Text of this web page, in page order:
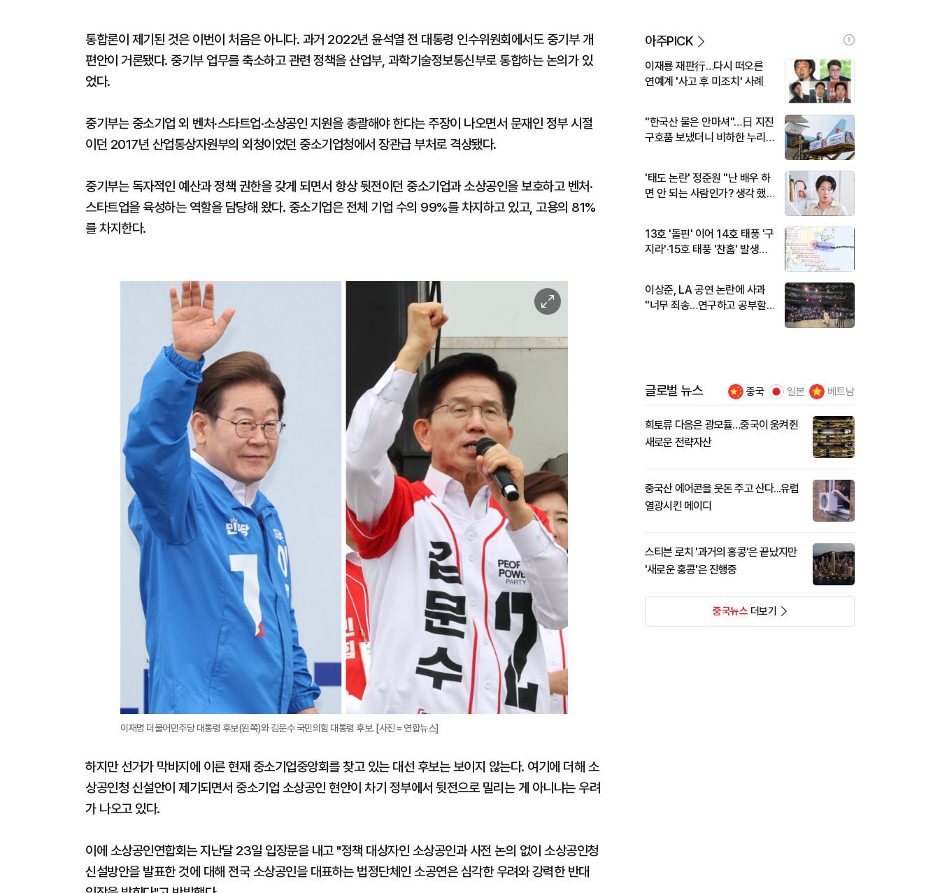
통합론이 제기된 것은 이번이 처음은 아니다. 과거 2022년 윤석열 전 대통령 인수위원회에서도 중기부 개
편안이 거론됐다. 중기부 업무를 축소하고 관련 정책을 산업부, 과학기술정보통신부로 통합하는 논의가 있
었다.
중기부는 중소기업 외 벤처·스타트업·소상공인 지원을 총괄해야 한다는 주장이 나오면서 문재인 정부 시절
이던 2017년 산업통상자원부의 외청이었던 중소기업청에서 장관급 부처로 격상됐다.
중기부는 독자적인 예산과 정책 권한을 갖게 되면서 항상 뒷전이던 중소기업과 소상공인을 보호하고 벤처·
스타트업을 육성하는 역할을 담당해 왔다. 중소기업은 전체 기업 수의 99%를 차지하고 있고, 고용의 81%
를 차지한다.
이
미
지
이재명 더불어민주당 대통령 후보(왼쪽)와 김문수 국민의힘 대통령 후보. [사진 = 연합뉴스]
하지만 선거가 막바지에 이른 현재 중소기업중앙회를 찾고 있는 대선 후보는 보이지 않는다. 여기에 더해 소
상공인청 신설안이 제기되면서 중소기업 소상공인 현안이 차기 정부에서 뒷전으로 밀리는 게 아니냐는 우려
가 나오고 있다.
이에 소상공인연합회는 지난달 23일 입장문을 내고 "정책 대상자인 소상공인과 사전 논의 없이 소상공인청
신설방안을 발표한 것에 대해 전국 소상공인을 대표하는 법정단체인 소공연은 심각한 우려와 강력한 반대
아주PICK
이재룡 재판行…다시 떠오른
연예계 '사고 후 미조치' 사례
"한국산 물은 안마셔"…日 지진
구호품 보냈더니 비하한 누리
'태도 논란' 정준원 "난 배우 하
면 안 되는 사람인가? 생각 했
13호 '돌핀' 이어 14호 태풍 '구
지라'·15호 태풍 '찬홈' 발생…
이상준, LA 공연 논란에 사과
"너무 죄송…연구하고 공부할
글로벌 뉴스 중국 일본 베트남
희토류 다음은 광모듈…중국이 움켜쥔
새로운 전략자산
중국산 에어콘을 웃돈 주고 산다...유럽
열광시킨 메이디
스티븐 로치 '과거의 홍콩'은 끝났지만
'새로운 홍콩'은 진행중
중국뉴스더보기